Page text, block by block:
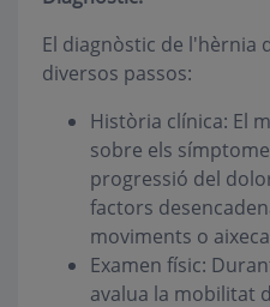
El diagnòstic de l'hèrnia
diversos passos:
Història clínica: El
sobre els
progressió del
factors
moviments o
Examen físic:
avalua la mobilitat